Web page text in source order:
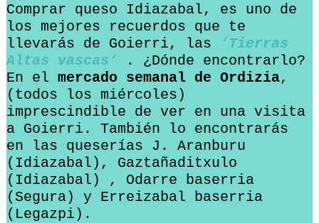
Comprar queso Idiazabal, es uno de
los mejores recuerdos que te
llevarás de Goierri, las
‘ Tierras
Altas vascas ‘
. ¿Dónde encontrarlo?
En el mercado semanal de Ordizia,
(todos los miércoles)
imprescindible de ver en una visita
a Goierri. También lo encontrarás
en las queserías J. Aranburu
(Idiazabal), Gaztañaditxulo
(Idiazabal) , Odarre baserria
(Segura) y Erreizabal baserria
(Legazpi).